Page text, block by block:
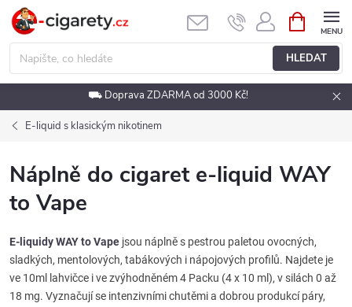
Přejít
obsah
HLEDAT
NÁKUPNÍ
KOŠÍK
⛟ Doprava ZDARMA od 3000 Kč!
E-liquid s klasickým nikotinem
Náplně do cigaret e-liquid WAY
to Vape
E-liquidy WAY to Vape jsou náplně s pestrou paletou ovocných,
sladkých, mentolových, tabákových i nápojových profilů. Najdete je
ve 10ml lahvičce i ve zvýhodněném 4 Packu (4 x 10 ml), v silách 0 až
18 mg. Vyznačují se intenzivními chutěmi a dobrou produkcí páry,